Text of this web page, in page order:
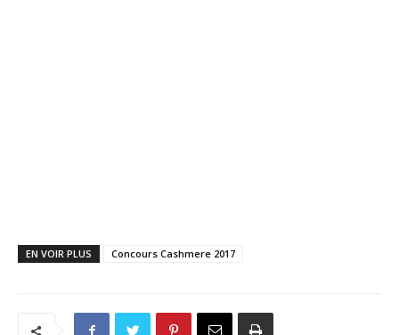
EN VOIR PLUS Concours Cashmere 2017